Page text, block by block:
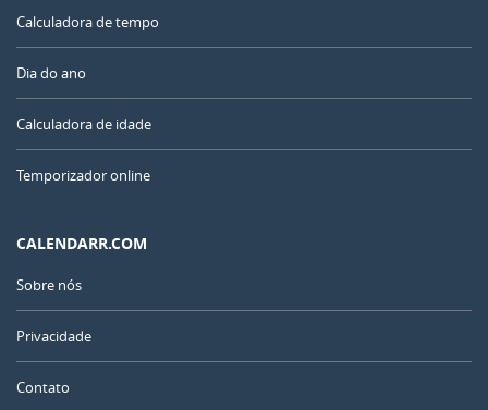
Calculadora de tempo
Dia do ano
Calculadora de idade
Temporizador online
CALENDARR.COM
Sobre nós
Privacidade
Contato